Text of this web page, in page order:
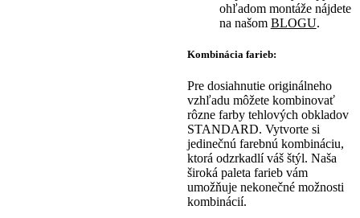
ohľadom montáže nájdete
na našom BLOGU.
Kombinácia farieb:
Pre dosiahnutie originálneho
vzhľadu môžete kombinovať
rôzne farby tehlových obkladov
STANDARD. Vytvorte si
jedinečnú farebnú kombináciu,
ktorá odzrkadlí váš štýl. Naša
široká paleta farieb vám
umožňuje nekonečné možnosti
kombinácií.